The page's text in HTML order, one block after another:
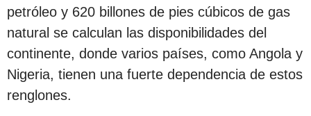
petróleo y 620 billones de pies cúbicos de gas
natural se calculan las disponibilidades del
continente, donde varios países, como Angola y
Nigeria, tienen una fuerte dependencia de estos
renglones.